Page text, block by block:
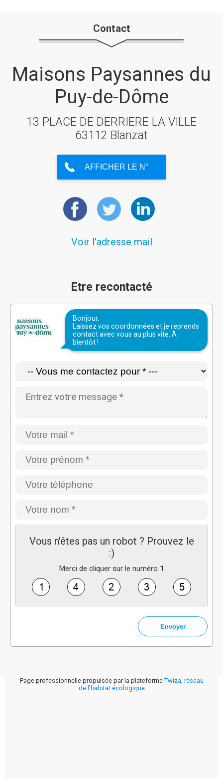
Contact
Maisons Paysannes du
Puy-de-Dôme
13 PLACE DE DERRIERE LA VILLE
63112 Blanzat
Voir l'adresse mail
Etre recontacté
Bonjour,
Laissez vos coordonnées et je reprends
contact avec vous au plus vite. À
bientôt !
Vous n'êtes pas un robot ? Prouvez le
:)
Merci de cliquer sur le numéro 1
Page professionnelle propulsée par la plateforme Twiza, réseau
de l’habitat écologique